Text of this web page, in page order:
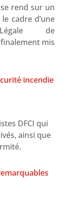
rend sur un
cadre d’une
de
mis
incendie
DFCI qui
ainsi que